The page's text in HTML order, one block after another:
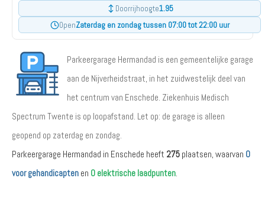
Doorrijhoogte1.95
OpenZaterdag en zondag tussen 07:00 tot 22:00 uur
Parkeergarage Hermandad is een gemeentelijke garage
aan de Nijverheidstraat, in het zuidwestelijk deel van
het centrum van Enschede. Ziekenhuis Medisch
Spectrum Twente is op loopafstand. Let op: de garage is alleen
geopend op zaterdag en zondag.
Parkeergarage Hermandad in Enschede heeft 275 plaatsen, waarvan 0
voor gehandicapten en 0 elektrische laadpunten.